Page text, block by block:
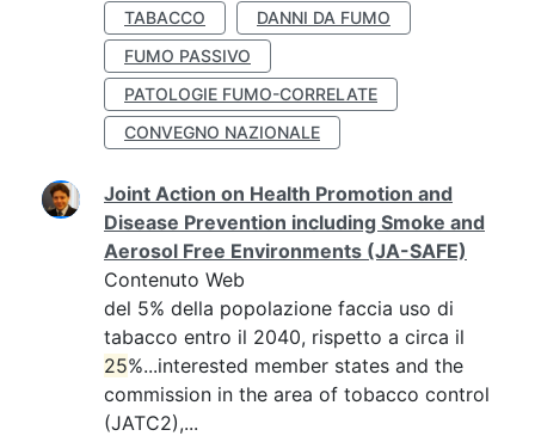
TABACCO
DANNI DA FUMO
FUMO PASSIVO
PATOLOGIE FUMO-CORRELATE
CONVEGNO NAZIONALE
Joint Action on Health Promotion and
Disease Prevention including Smoke and
Aerosol Free Environments (JA-SAFE)
Contenuto Web
del 5% della popolazione faccia uso di
tabacco entro il 2040, rispetto a circa il
25%...interested member states and the
commission in the area of tobacco control
(JATC2),...